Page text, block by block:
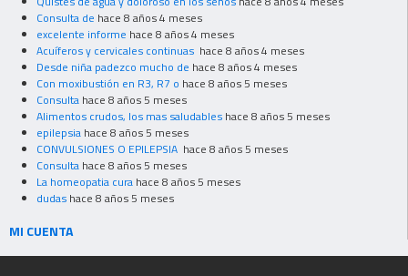
Consulta de hace 8 años 4 meses
excelente informe hace 8 años 4 meses
Acuíferos y cervicales continuas hace 8 años 4 meses
Desde niña padezco mucho de hace 8 años 4 meses
Con moxibustión en R3, R7 o hace 8 años 5 meses
Consulta hace 8 años 5 meses
Alimentos crudos, los mas saludables hace 8 años 5 meses
epilepsia hace 8 años 5 meses
CONVULSIONES O EPILEPSIA hace 8 años 5 meses
Consulta hace 8 años 5 meses
La homeopatia cura hace 8 años 5 meses
dudas hace 8 años 5 meses
MI CUENTA